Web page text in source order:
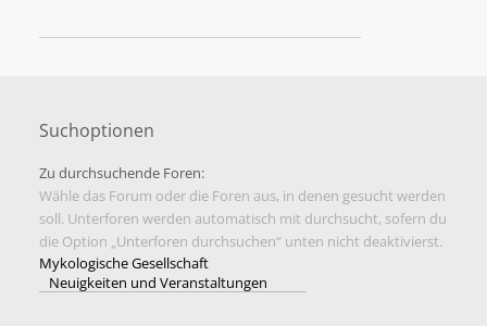
Suchoptionen
Zu durchsuchende Foren:
Wähle das Forum oder die Foren aus, in denen gesucht werden
soll. Unterforen werden automatisch mit durchsucht, sofern du
die Option „Unterforen durchsuchen“ unten nicht deaktivierst.